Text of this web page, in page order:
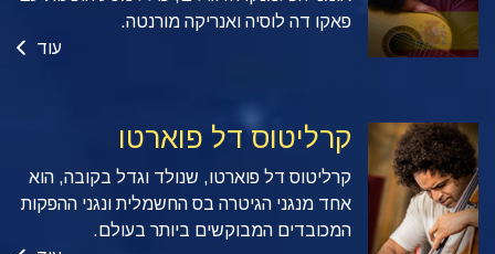
פאקו דה לוסיה ואנריקה מורנטה.
עוד
קרליטוס דל פוארטו
קרליטוס דל פוארטו, שנולד וגדל בקובה, הוא
אחד מנגני הגיטרה בס החשמלית ונגני ההפקות
המכובדים המבוקשים ביותר בעולם.